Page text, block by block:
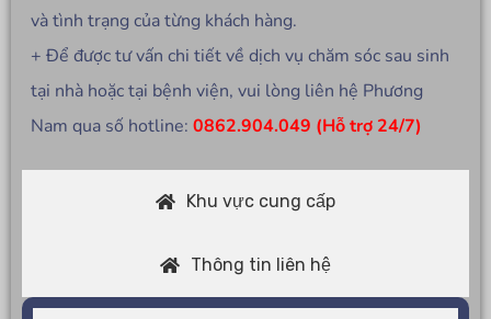
và tình trạng của từng khách hàng.
+ Để được tư vấn chi tiết về dịch vụ chăm sóc sau sinh
tại nhà hoặc tại bệnh viện, vui lòng liên hệ Phương
Nam qua số hotline: 0862.904.049 (Hỗ trợ 24/7)
Khu vực cung cấp
Thông tin liên hệ